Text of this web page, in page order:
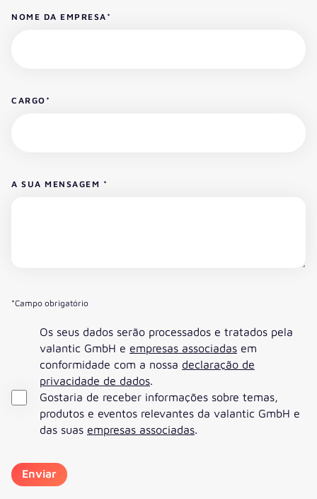
NOME DA EMPRESA *
CARGO *
A SUA MENSAGEM *
*Campo obrigatório
Os seus dados serão processados e tratados pela
valantic GmbH e empresas associadas em
conformidade com a nossa declaração de
privacidade de dados.
Gostaria de receber informações sobre temas,
produtos e eventos relevantes da valantic GmbH e
das suas empresas associadas.